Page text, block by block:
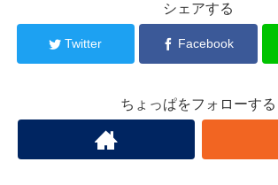
シェアする
Twitter Facebook
ちょっぱをフォローする